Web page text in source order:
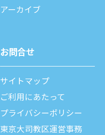
アーカイブ
お問合せ
サイトマップ
ご利⽤にあたって
プライバシーポリシー
東京大司教区運営事務